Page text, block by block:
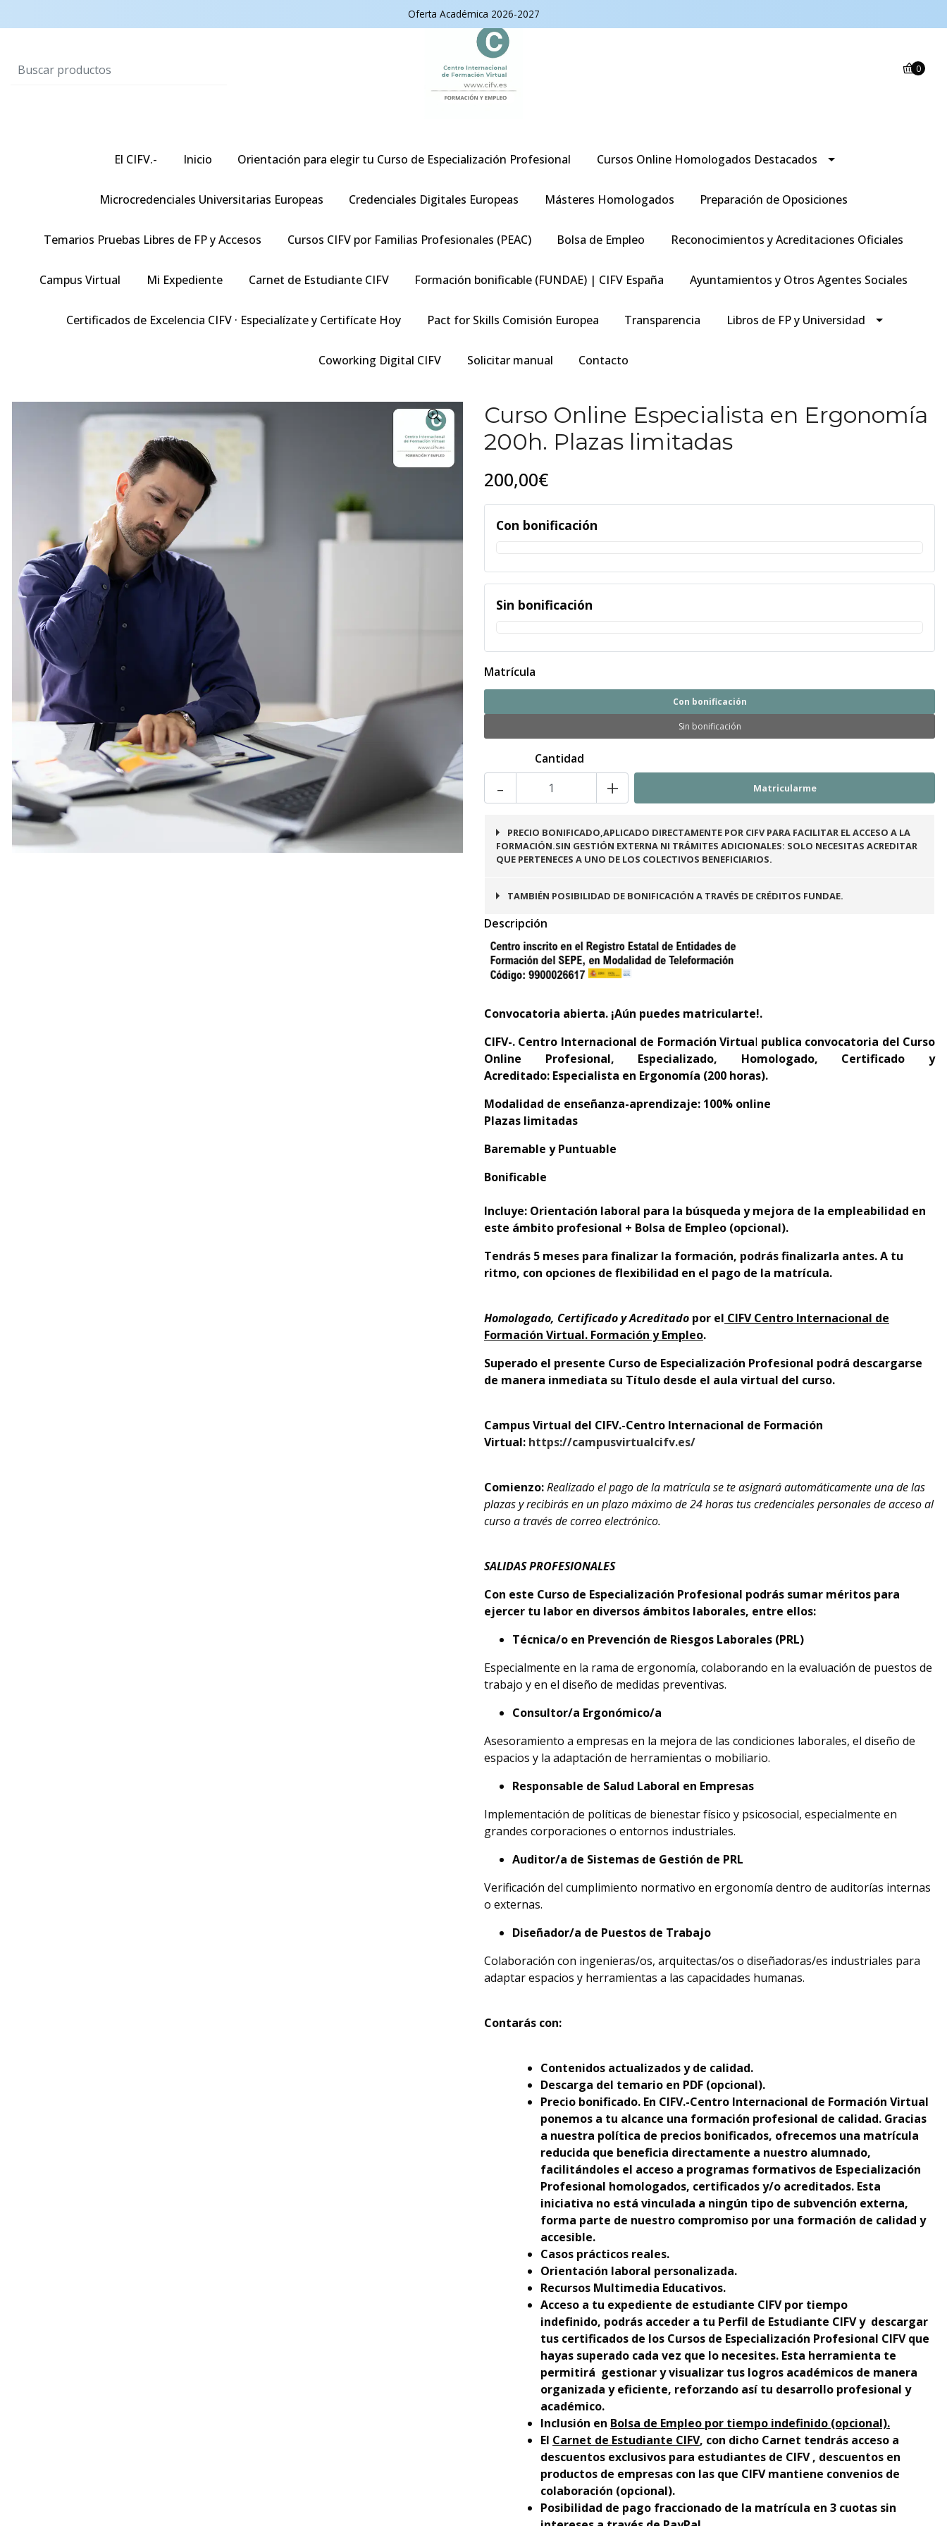
Oferta Académica 2026-2027
0
El CIFV.- Inicio Orientación para elegir tu Curso de Especialización Profesional Cursos Online Homologados Destacados
Microcredenciales Universitarias Europeas Credenciales Digitales Europeas Másteres Homologados Preparación de Oposiciones
Temarios Pruebas Libres de FP y Accesos Cursos CIFV por Familias Profesionales (PEAC) Bolsa de Empleo Reconocimientos y Acreditaciones Oficiales
Campus Virtual Mi Expediente Carnet de Estudiante CIFV Formación bonificable (FUNDAE) | CIFV España Ayuntamientos y Otros Agentes Sociales
Certificados de Excelencia CIFV · Especialízate y Certifícate Hoy Pact for Skills Comisión Europea Transparencia Libros de FP y Universidad
Coworking Digital CIFV Solicitar manual Contacto
Curso Online Especialista en Ergonomía
200h. Plazas limitadas
200,00€
Con bonificación
Sin bonificación
Matrícula
Con bonificación
Sin bonificación
Cantidad
- +
PRECIO BONIFICADO,APLICADO DIRECTAMENTE POR CIFV PARA FACILITAR EL ACCESO A LA
FORMACIÓN.SIN GESTIÓN EXTERNA NI TRÁMITES ADICIONALES: SOLO NECESITAS ACREDITAR
QUE PERTENECES A UNO DE LOS COLECTIVOS BENEFICIARIOS.
TAMBIÉN POSIBILIDAD DE BONIFICACIÓN A TRAVÉS DE CRÉDITOS FUNDAE.
Descripción
Convocatoria abierta. ¡Aún puedes matricularte!.
CIFV-. Centro Internacional de Formación Virtual publica convocatoria del Curso
Online Profesional, Especializado, Homologado, Certificado y
Acreditado: Especialista en Ergonomía (200 horas).
Modalidad de enseñanza-aprendizaje: 100% online
Plazas limitadas
Baremable y Puntuable
Bonificable
Incluye: Orientación laboral para la búsqueda y mejora de la empleabilidad en
este ámbito profesional + Bolsa de Empleo (opcional).
Tendrás 5 meses para finalizar la formación, podrás finalizarla antes. A tu
ritmo, con opciones de flexibilidad en el pago de la matrícula.
Homologado, Certificado y Acreditado por el CIFV Centro Internacional de
Formación Virtual. Formación y Empleo.
Superado el presente Curso de Especialización Profesional podrá descargarse
de manera inmediata su Título desde el aula virtual del curso.
Campus Virtual del CIFV.-Centro Internacional de Formación
Virtual: https://campusvirtualcifv.es/
Comienzo:Realizado el pago de la matrícula se te asignará automáticamente una de las
plazas y recibirás en un plazo máximo de 24 horas tus credenciales personales de acceso al
curso a través de correo electrónico.
SALIDAS PROFESIONALES
Con este Curso de Especialización Profesional podrás sumar méritos para
ejercer tu labor en diversos ámbitos laborales, entre ellos:
Técnica/o en Prevención de Riesgos Laborales (PRL)
Especialmente en la rama de ergonomía, colaborando en la evaluación de puestos de
trabajo y en el diseño de medidas preventivas.
Consultor/a Ergonómico/a
Asesoramiento a empresas en la mejora de las condiciones laborales, el diseño de
espacios y la adaptación de herramientas o mobiliario.
Responsable de Salud Laboral en Empresas
Implementación de políticas de bienestar físico y psicosocial, especialmente en
grandes corporaciones o entornos industriales.
Auditor/a de Sistemas de Gestión de PRL
Verificación del cumplimiento normativo en ergonomía dentro de auditorías internas
o externas.
Diseñador/a de Puestos de Trabajo
Colaboración con ingenieras/os, arquitectas/os o diseñadoras/es industriales para
adaptar espacios y herramientas a las capacidades humanas.
Contarás con:
Contenidos actualizados y de calidad.
Descarga del temario en PDF (opcional).
Precio bonificado. En CIFV.-Centro Internacional de Formación Virtual
ponemos a tu alcance una formación profesional de calidad. Gracias
a nuestra política de precios bonificados, ofrecemos una matrícula
reducida que beneficia directamente a nuestro alumnado,
facilitándoles el acceso a programas formativos de Especialización
Profesional homologados, certificados y/o acreditados. Esta
iniciativa no está vinculada a ningún tipo de subvención externa,
forma parte de nuestro compromiso por una formación de calidad y
accesible.
Casos prácticos reales.
Orientación laboral personalizada.
Recursos Multimedia Educativos.
Acceso a tu expediente de estudiante CIFV por tiempo
indefinido, podrás acceder a tu Perfil de Estudiante CIFV y descargar
tus certificados de los Cursos de Especialización Profesional CIFV que
hayas superado cada vez que lo necesites. Esta herramienta te
permitirá gestionar y visualizar tus logros académicos de manera
organizada y eficiente, reforzando así tu desarrollo profesional y
académico.
Inclusión en Bolsa de Empleo por tiempo indefinido (opcional).
El Carnet de Estudiante CIFV, con dicho Carnet tendrás acceso a
descuentos exclusivos para estudiantes de CIFV , descuentos en
productos de empresas con las que CIFV mantiene convenios de
colaboración (opcional).
Posibilidad de pago fraccionado de la matrícula en 3 cuotas sin